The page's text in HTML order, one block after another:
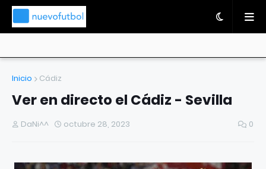
Inicio Cádiz
Ver en directo el Cádiz - Sevilla
DaNi^^ octubre 28, 2023 0